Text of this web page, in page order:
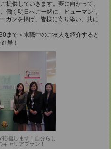
提供していきます。夢に向かって、
働く明日へご一緒に。ヒューマンリ
ガンを掲げ、皆様に寄り添い、共に
まで＞求職中のご友人を紹介すると
呈！
援します！自分らし
キャリアプラン！